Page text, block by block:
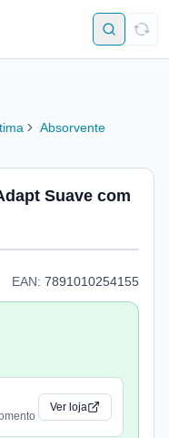
Absorvente
Suave com
EAN: 7891010254155
Ver loja